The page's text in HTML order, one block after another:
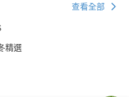
查看全部
精選